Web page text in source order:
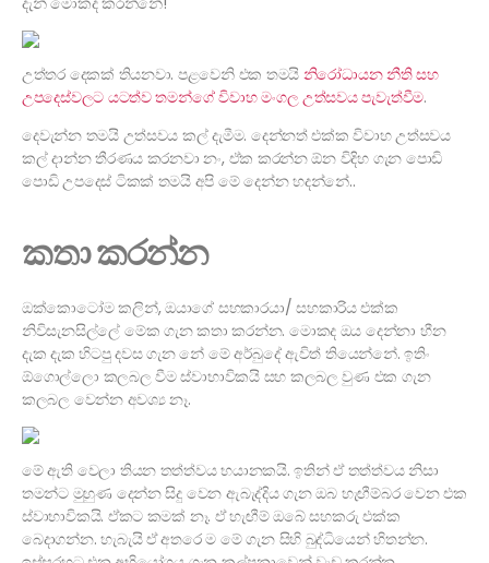
උත්තර දෙකක් තියනවා. පළවෙනි එක තමයි නිරෝධායන නීති සහ
උපදෙස්වලට යටත්ව තමන්ගේ විවාහ මංගල උත්සවය පැවැත්වීම.
දෙවැන්න තමයි උත්සවය කල් දැමීම. දෙන්නත් එක්ක විවාහ උත්සවය
කල් දාන්න තීරණය කරනවා නං, ඒක කරන්න ඕන විදිහ ගැන පොඩි
පොඩි උපදෙස් ටිකක් තමයි අපි මේ දෙන්න හදන්නේ..
කතා කරන්න
ඔක්කොටෝම කලින්, ඔයාගේ සහකාරයා/ සහකාරිය එක්ක
නිවිසැනසිල්ලේ මේක ගැන කතා කරන්න. මොකද ඔය දෙන්නා හීන
දැක දැක හිටපු දවස ගැන නේ මේ අර්බුදේ ඇවිත් තියෙන්නේ. ඉතිං
ඕගොල්ලො කලබල වීම ස්වාභාවිකයි සහ කලබල වුණ එක ගැන
කලබල වෙන්න අවශ්‍ය නෑ.
මේ ඇති වෙලා තියන තත්ත්වය භයානකයි. ඉතින් ඒ තත්ත්වය නිසා
තමන්ට මුහුණ දෙන්න සිදු වෙන ඇබැද්දිය ගැන ඔබ හැඟීම්බර වෙන එක
ස්වාභාවිකයි. ඒකට කමක් නෑ. ඒ හැඟීම් ඔබේ සහකරු එක්ක
බෙදාගන්න. හැබැයි ඒ අතරෙ ම මේ ගැන සිහි බුද්ධියෙන් හිතන්න.